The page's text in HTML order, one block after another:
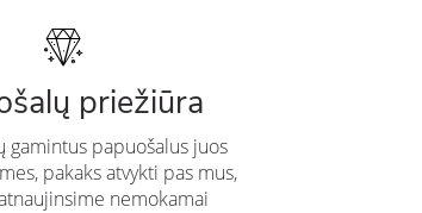
priežiūra
gamintus papuošalus juos
pakaks atvykti pas mus,
nemokamai